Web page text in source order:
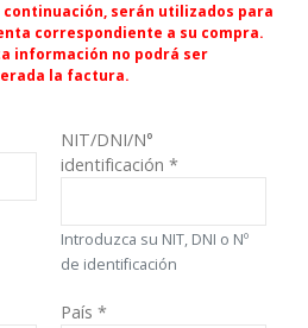
serán utilizados para
correspondiente a su compra.
información no podrá ser
la factura.
NIT/DNI/N°
identificación *
Introduzca su NIT, DNI o Nº
de identificación
País *